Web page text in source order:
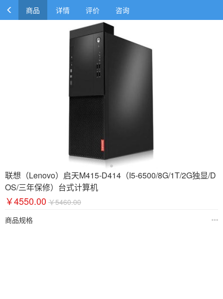
商品 详情 评价 咨询
联想（Lenovo）启天M415-D414（I5-6500/8G/1T/2G独显/D
OS/三年保修）台式计算机
￥4550.00 ￥5460.00
商品规格